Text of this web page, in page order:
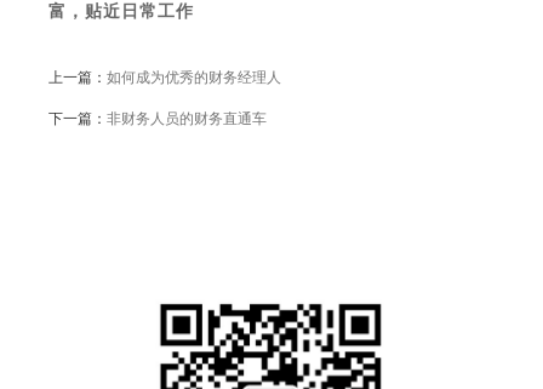
富，贴近日常工作
上一篇： 如何成为优秀的财务经理人
下一篇： 非财务人员的财务直通车